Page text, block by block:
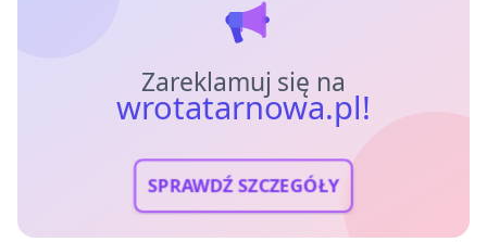
Zareklamuj się na
wrotatarnowa.pl!
SPRAWDŹ SZCZEGÓŁY